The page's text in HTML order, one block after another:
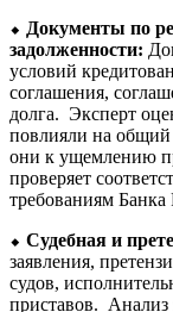
⬥ Документы по
задолженности:
условий
соглашения,
долга. Эксперт
повлияли на общий
они к ущемлению
проверяет
требованиям Банка
⬥ Судебная и
заявления,
судов,
приставов. Анализ